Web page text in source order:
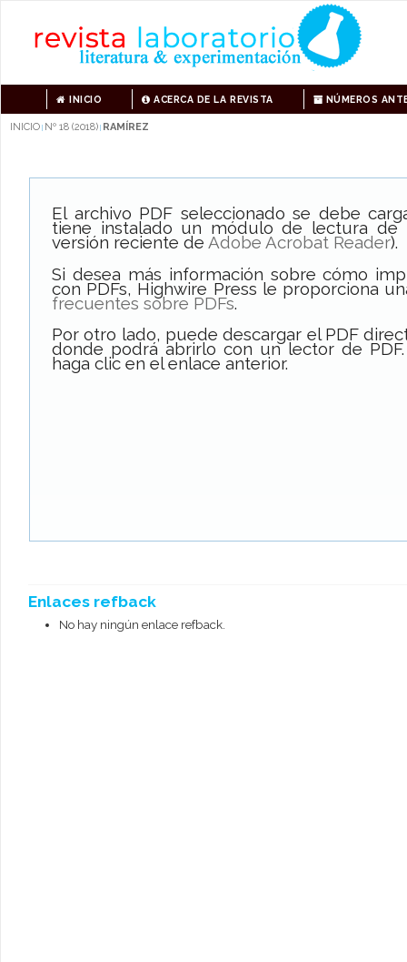
INICIO ACERCA DE LA REVISTA NÚMEROS
INICIO | Nº 18 (2018) | RAMÍREZ
El archivo PDF seleccionado se debe
tiene instalado un módulo de lectura de
versión reciente de Adobe Acrobat Reader).
Si desea más información sobre cómo
con PDFs, Highwire Press le proporciona
frecuentes sobre PDFs.
Por otro lado, puede descargar el PDF
donde podrá abrirlo con un lector de PDF.
haga clic en el enlace anterior.
Enlaces refback
No hay ningún enlace refback.